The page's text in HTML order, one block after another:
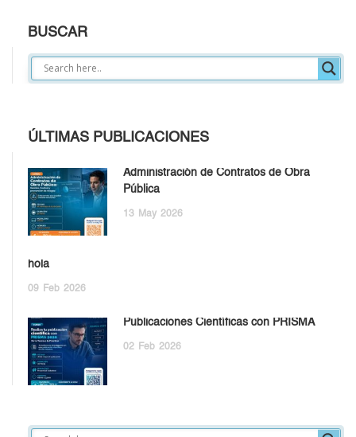
BUSCAR
ÚLTIMAS PUBLICACIONES
Administración de Contratos de Obra
Pública
13 May 2026
hola
09 Feb 2026
Publicaciones Científicas con PRISMA
02 Feb 2026